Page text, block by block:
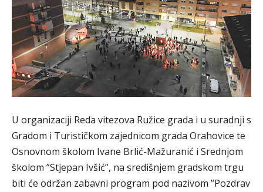
U organizaciji Reda vitezova Ružice grada i u suradnji s
Gradom i Turističkom zajednicom grada Orahovice te
Osnovnom školom Ivane Brlić-Mažuranić i Srednjom
školom ”Stjepan Ivšić”, na središnjem gradskom trgu
biti će održan zabavni program pod nazivom ”Pozdrav